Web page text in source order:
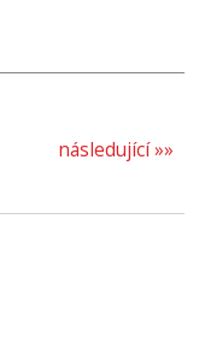
následující »»